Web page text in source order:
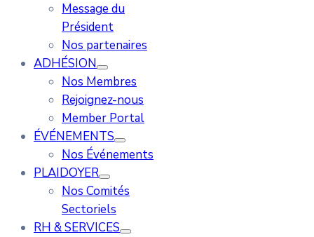
Message du
Président
Nos partenaires
ADHÉSION
Nos Membres
Rejoignez-nous
Member Portal
ÉVÉNEMENTS
Nos Événements
PLAIDOYER
Nos Comités
Sectoriels
RH & SERVICES